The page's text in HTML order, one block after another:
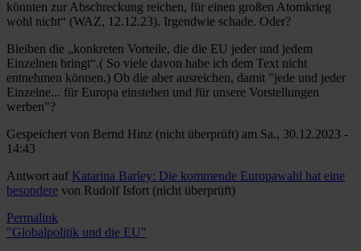
könnten zur Abschreckung reichen, für einen großen Atomkrieg
wohl nicht“ (WAZ, 12.12.23). Irgendwie schade. Oder?
Bleiben die „konkreten Vorteile, die die EU jeder und jedem
Einzelnen bringt“.( So viele davon habe ich dem Text nicht
entnehmen können.) Ob die aber ausreichen, damit "jede und jeder
Einzelne... für Europa einstehen und für unsere Vorstellungen
werben"?
Gespeichert von Bernd Hinz (nicht überprüft) am Sa., 30.12.2023 -
14:43
Antwort auf Katarina Barley: Die kommende Europawahl hat eine
besondere von Rudolf Isfort (nicht überprüft)
Permalink
"Globalpolitik und die EU"